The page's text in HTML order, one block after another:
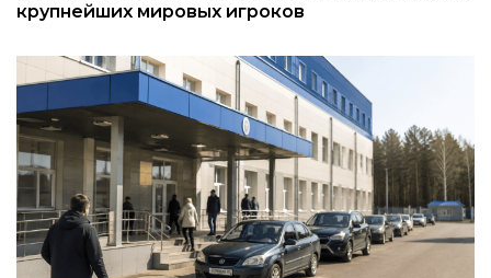
крупнейших мировых игроков